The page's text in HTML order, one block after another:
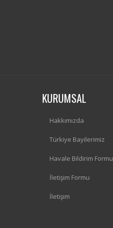
KURUMSAL
Hakkımızda
Türkiye Bayilerimiz
Havale Bildirim Formu
İletişim Formu
İletişim